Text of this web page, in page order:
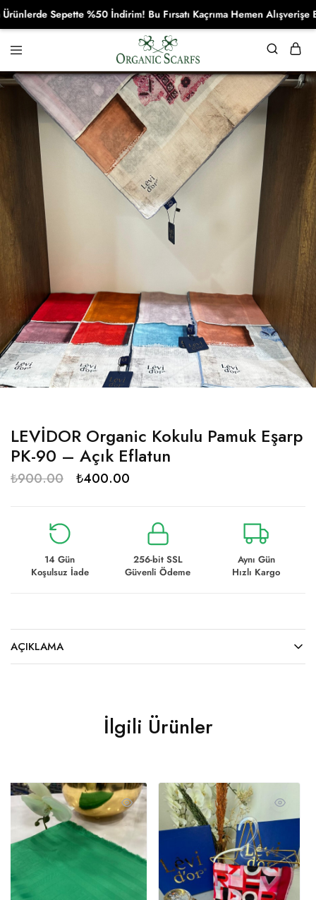
Organikscarf
LEVİDOR Organic Kokulu Pamuk Eşarp
PK-90 – Açık Eflatun
₺900.00 ₺400.00
14 Gün
Koşulsuz İade
256-bit SSL
Güvenli Ödeme
Aynı Gün
Hızlı Kargo
AÇIKLAMA
İlgili Ürünler
Sepette %50 İndirim! Bu Fırsatı Kaçrıma Hemen Alışverişe